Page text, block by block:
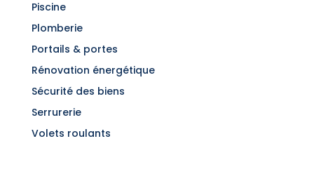
Piscine
Plomberie
Portails & portes
Rénovation énergétique
Sécurité des biens
Serrurerie
Volets roulants